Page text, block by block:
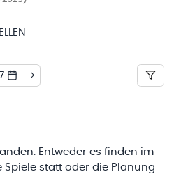
Entweder es finden im
Spiele statt oder die Planung